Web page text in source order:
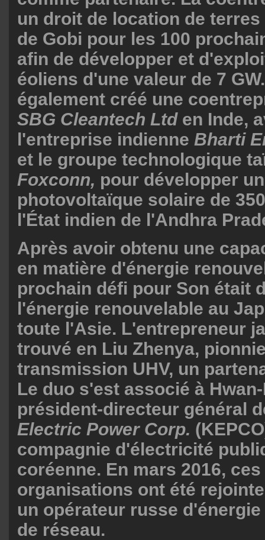
un droit de location de
de Gobi pour les 100
afin de développer et
éoliens d'une valeur de 7
également créé une
SBG Cleantech Ltden Inde,
l'entreprise indienne Bharti
et le groupe technologique
Foxconn, pour développer
photovoltaïque solaire de
l'État indien de l'Andhra
Après avoir obtenu une
en matière d'énergie
prochain défi pour Son était
l'énergie renouvelable au
toute l'Asie. L'entrepreneur
trouvé en Liu Zhenya,
transmission UHV, un
Le duo s'est associé à
président-directeur général
Electric Power Corp.
compagnie d'électricité
coréenne. En mars 2016,
organisations ont été
un opérateur russe
de réseau.